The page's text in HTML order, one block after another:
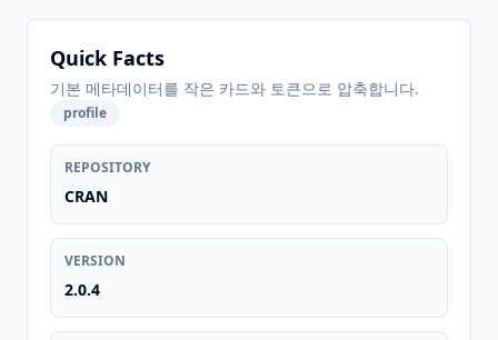
Quick Facts
기본 메타데이터를 작은 카드와 토큰으로 압축합니다.
profile
REPOSITORY
CRAN
VERSION
2.0.4